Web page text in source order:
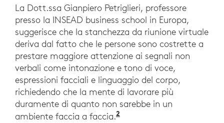
La Dott.ssa Gianpiero Petriglieri, professore
presso la INSEAD business school in Europa,
suggerisce che la stanchezza da riunione virtuale
deriva dal fatto che le persone sono costrette a
prestare maggiore attenzione ai segnali non
verbali come intonazione e tono di voce,
espressioni facciali e linguaggio del corpo,
richiedendo che la mente di lavorare più
duramente di quanto non sarebbe in un
ambiente faccia a faccia.2